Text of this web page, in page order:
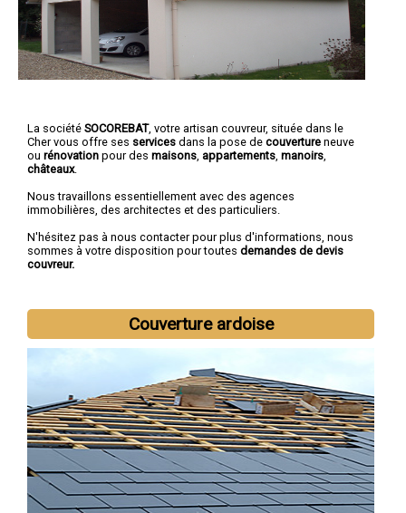
La société SOCOREBAT, votre artisan couvreur, située dans le
Cher vous offre ses services dans la pose de couverture neuve
ou rénovation pour des maisons appartements manoirs
châteaux.
Nous travaillons essentiellement avec des agences
immobilières, des architectes et des particuliers.
N'hésitez pas à nous contacter pour plus d'informations, nous
sommes à votre disposition pour toutes demandes de devis
couvreur.
Couverture ardoise